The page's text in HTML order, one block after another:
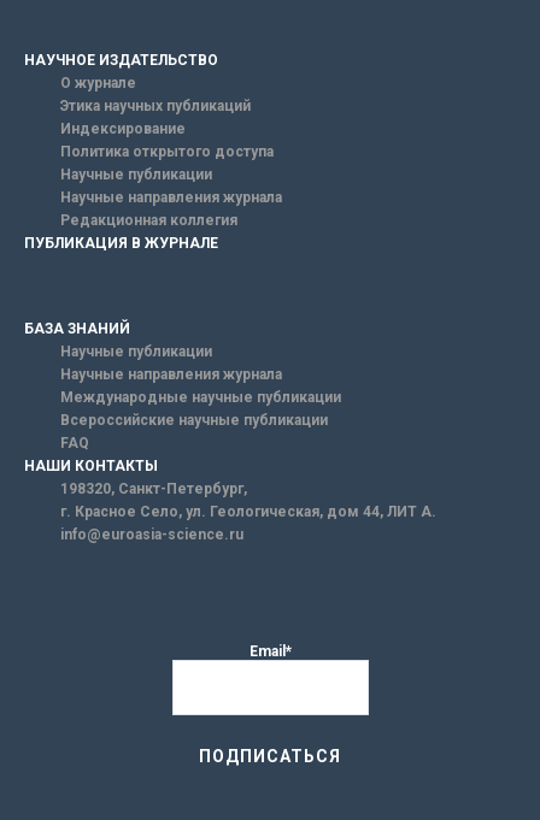
НАУЧНОЕ ИЗДАТЕЛЬСТВО
О журнале
Этика научных публикаций
Индексирование
Политика открытого доступа
Научные публикации
Научные направления журнала
Редакционная коллегия
ПУБЛИКАЦИЯ В ЖУРНАЛЕ
БАЗА ЗНАНИЙ
Научные публикации
Научные направления журнала
Международные научные публикации
Всероссийские научные публикации
FAQ
НАШИ КОНТАКТЫ
198320, Санкт-Петербург,
г. Красное Село, ул. Геологическая, дом 44, ЛИТ А.
info@euroasia-science.ru
Email*